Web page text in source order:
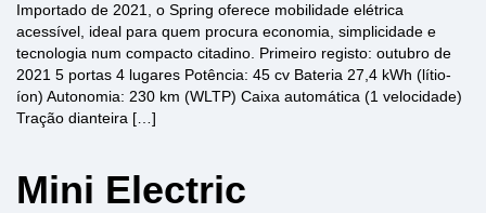
Importado de 2021, o Spring oferece mobilidade elétrica
acessível, ideal para quem procura economia, simplicidade e
tecnologia num compacto citadino. Primeiro registo: outubro de
2021 5 portas 4 lugares Potência: 45 cv Bateria 27,4 kWh (lítio-
íon) Autonomia: 230 km (WLTP) Caixa automática (1 velocidade)
Tração dianteira […]
Mini Electric